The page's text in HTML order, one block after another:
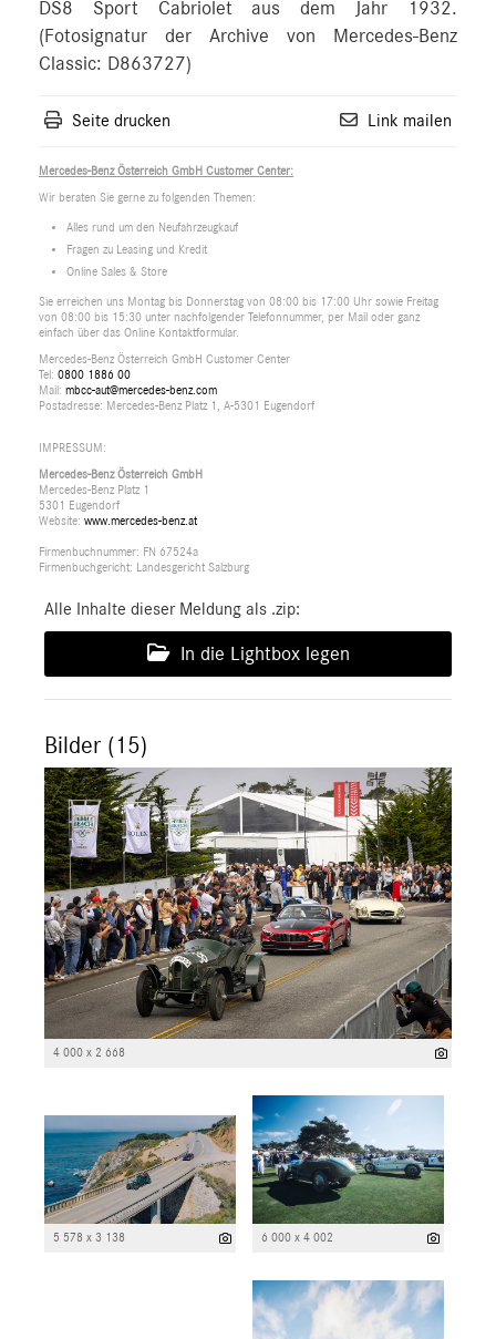
DS8 Sport Cabriolet aus dem Jahr 1932.
(Fotosignatur der Archive von Mercedes-Benz
Classic: D863727)
Seite drucken Link mailen
Mercedes-Benz Österreich GmbH Customer Center:
Wir beraten Sie gerne zu folgenden Themen:
Alles rund um den Neufahrzeugkauf
Fragen zu Leasing und Kredit
Online Sales & Store
Sie erreichen uns Montag bis Donnerstag von 08:00 bis 17:00 Uhr sowie Freitag
von 08:00 bis 15:30 unter nachfolgender Telefonnummer, per Mail oder ganz
einfach über das Online Kontaktformular.
Mercedes-Benz Österreich GmbH Customer Center
Tel: 0800 1886 00
Mail: mbcc-aut@mercedes-benz.com
Postadresse: Mercedes-Benz Platz 1, A-5301 Eugendorf
IMPRESSUM:
Mercedes-Benz Österreich GmbH
Mercedes-Benz Platz 1
5301 Eugendorf
Website: www.mercedes-benz.at
Firmenbuchnummer: FN 67524a
Firmenbuchgericht: Landesgericht Salzburg
Alle Inhalte dieser Meldung als .zip:
In die Lightbox legen
Bilder (15)
4 000 x 2 668
5 578 x 3 138 6 000 x 4 002